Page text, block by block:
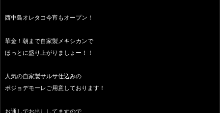
西中島オレタコ今宵もオープン！
華金！朝まで自家製メキシカンで
ほっとに盛り上がりましょー！！
人気の自家製サルサ仕込みの
ポジョデモーレご用意しております！